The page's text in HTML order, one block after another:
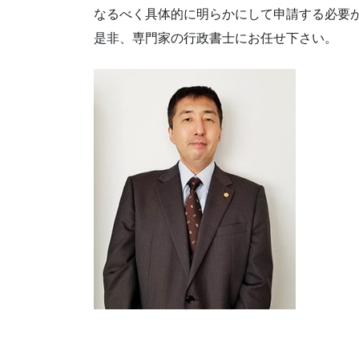
なるべく具体的に明らかにして申請する必要
是非、専門家の行政書士にお任せ下さい。